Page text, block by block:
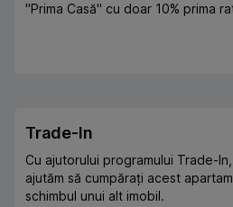
"Prima Casă" cu doar 10% prima
Trade-In
Cu ajutorului programului Trade-
ajutăm să cumpărați acest
schimbul unui alt imobil.